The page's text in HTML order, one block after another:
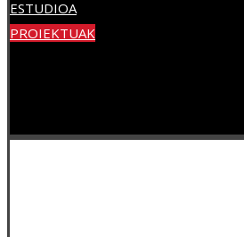
ESTUDIOA
PROIEKTUAK